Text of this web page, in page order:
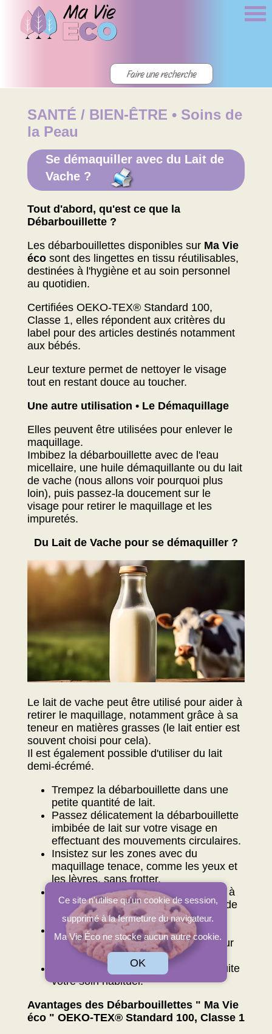
SANTÉ / BIEN-ÊTRE • Soins de
la Peau
Se démaquiller avec du Lait de
Vache ?
Tout d'abord, qu'est ce que la
Débarbouillette ?
Les débarbouillettes disponibles sur Ma Vie
écosont des lingettes en tissu réutilisables,
destinées à l'hygiène et au soin personnel
au quotidien.
Certifiées OEKO-TEX® Standard 100,
Classe 1, elles répondent aux critères du
label pour des articles destinés notamment
aux bébés.
Leur texture permet de nettoyer le visage
tout en restant douce au toucher.
Une autre utilisation • Le Démaquillage
Elles peuvent être utilisées pour enlever le
maquillage.
Imbibez la débarbouillette avec de l'eau
micellaire, une huile démaquillante ou du lait
de vache (nous allons voir pourquoi plus
loin), puis passez-la doucement sur le
visage pour retirer le maquillage et les
impuretés.
Du Lait de Vache pour se démaquiller ?
Le lait de vache peut être utilisé pour aider à
retirer le maquillage, notamment grâce à sa
teneur en matières grasses (le lait entier est
souvent choisi pour cela).
Il est également possible d'utiliser du lait
demi-écrémé.
Trempez la débarbouillette dans une
petite quantité de lait.
Passez délicatement la débarbouillette
imbibée de lait sur votre visage en
effectuant des mouvements circulaires.
Insistez sur les zones avec du
maquillage tenace, comme les yeux et
les lèvres, sans frotter.
Après utilisation, rincez votre visage à
l'eau tiède pour éliminer les résidus de
lait.
Vous pouvez également utiliser une
débarbouillette propre et humide pour
essuyer le surplus de lait.
Si vous le souhaitez, appliquez ensuite
votre soin habituel.
Avantages des Débarbouillettes " Ma Vie
éco " OEKO-TEX® Standard 100, Classe 1
Ce site n'utilise qu'un cookie de session,
supprimé à la fermeture du navigateur.
Ma Vie Éco ne stocke aucun autre cookie.
OK